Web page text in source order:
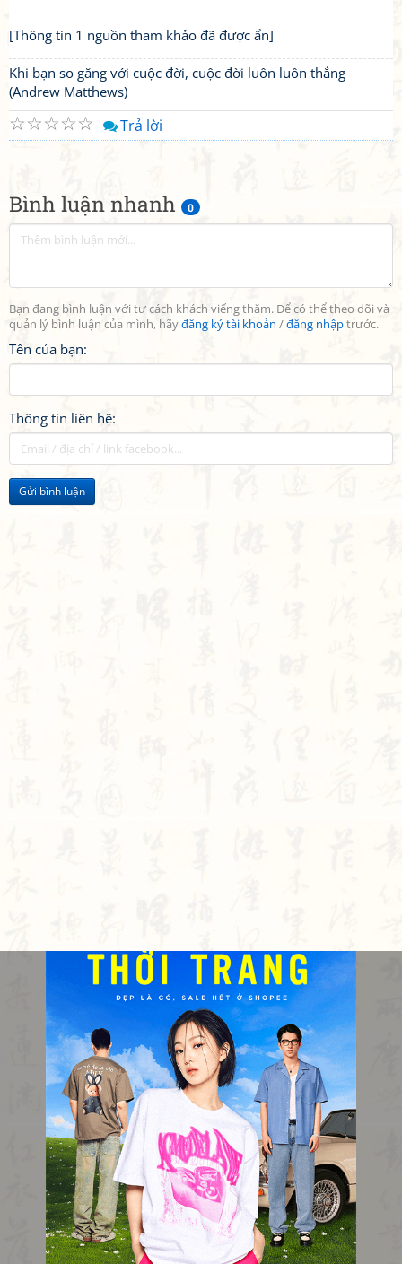
Bình luận nhanh 0
Bạn đang bình luận với tư cách khách viếng thăm. Để có thể theo dõi và
quản lý bình luận của mình, hãyđăng ký tài khoản /đăng nhậptrước.
Tên của bạn:
Thông tin liên hệ:
Gửi bình luận
[Thông tin 1 nguồn tham khảo đã được ẩn]
Khi bạn so găng với cuộc đời, cuộc đời luôn luôn thắng
(Andrew Matthews)
☆
☆
☆
☆
☆ Trả lời